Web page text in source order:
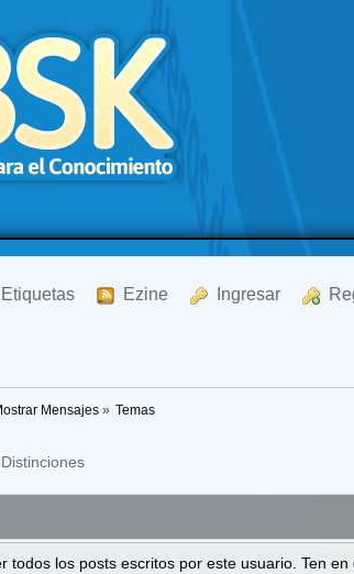
Etiquetas Ezine Ingresar
Mensajes» Temas
Distinciones
todos los posts escritos por este usuario. Ten